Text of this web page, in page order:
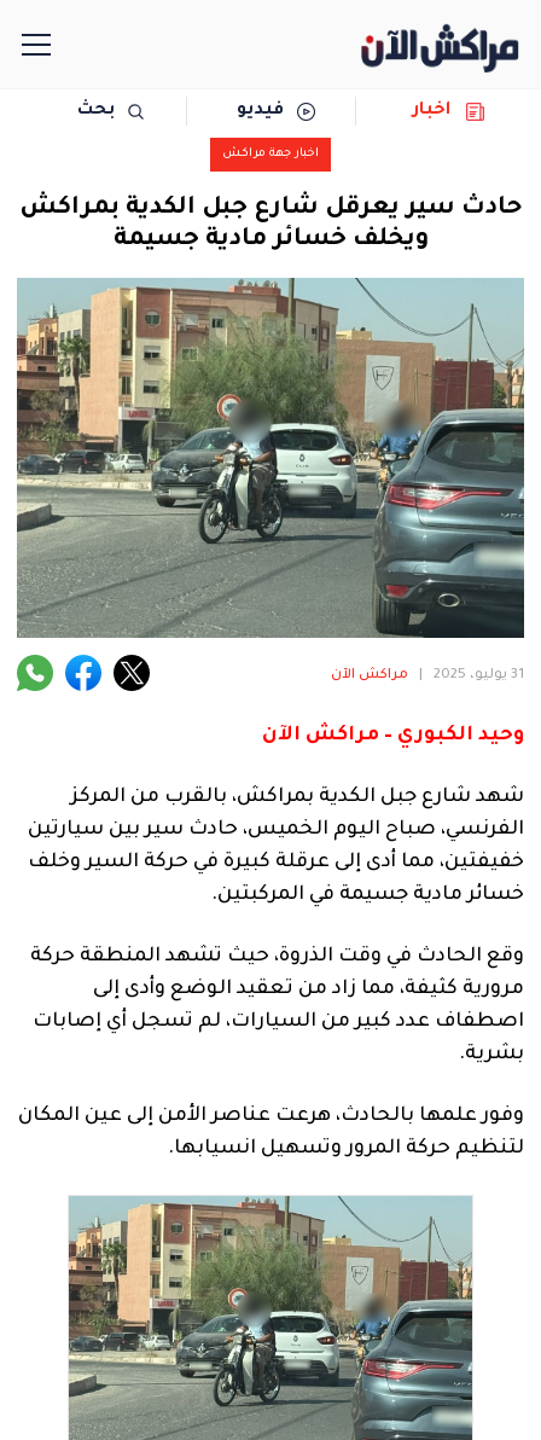
مجتمع
رياضة
حوادث
دولية
المرأة
فنية
منوعة
آراء
اخبار فيديو بحث
اخبار جهة مراكش
حادث سير يعرقل شارع جبل الكدية بمراكش
ويخلف خسائر مادية جسيمة
31 يوليو، 2025 مراكش الآن
وحيد الكبوري – مراكش الآن
شهد شارع جبل الكدية بمراكش، بالقرب من المركز
الفرنسي، صباح اليوم الخميس، حادث سير بين سيارتين
خفيفتين، مما أدى إلى عرقلة كبيرة في حركة السير وخلف
خسائر مادية جسيمة في المركبتين.
وقع الحادث في وقت الذروة، حيث تشهد المنطقة حركة
مرورية كثيفة، مما زاد من تعقيد الوضع وأدى إلى
اصطفاف عدد كبير من السيارات، لم تسجل أي إصابات
بشرية.
وفور علمها بالحادث، هرعت عناصر الأمن إلى عين المكان
لتنظيم حركة المرور وتسهيل انسيابها.